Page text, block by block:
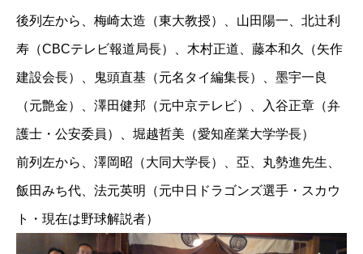
後列左から、梅崎太造（東大教授）、山田陽一、北辻利
寿（CBCテレビ報道局長）、木村正道、藤本和久（矢作
建設会長）、鬼頭直基（元名タイ編集長）、墨宇一良
（元艶金）、澤田健邦（元中京テレビ）、入谷正章（弁
護士・公安委員）、堀越哲美（愛知産業大学学長）
前列左から、澤岡昭（大同大学長）、亞、丸勢進先生、
飯田みち代、法元英明（元中日ドラゴンズ選手・スカウ
ト・現在は野球解説者）